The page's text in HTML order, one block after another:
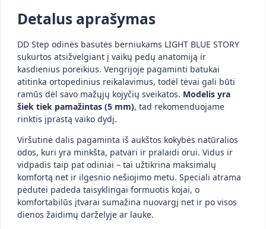
Detalus aprašymas
DD Step odinės basutės berniukams LIGHT BLUE STORY
sukurtos atsižvelgiant į vaikų pėdų anatomiją ir
kasdienius poreikius. Vengrijoje pagaminti batukai
atitinka ortopedinius reikalavimus, todėl tėvai gali būti
ramūs dėl savo mažųjų kojyčių sveikatos. Modelis yra
šiek tiek pamažintas (5 mm), tad rekomenduojame
rinktis įprastą vaiko dydį.
Viršutinė dalis pagaminta iš aukštos kokybės natūralios
odos, kuri yra minkšta, patvari ir pralaidi orui. Vidus ir
vidpadis taip pat odiniai – tai užtikrina maksimalų
komfortą net ir ilgesnio nešiojimo metu. Speciali atrama
pėdutei padeda taisyklingai formuotis kojai, o
komfortabilūs įtvarai sumažina nuovargį net ir po visos
dienos žaidimų darželyje ar lauke.